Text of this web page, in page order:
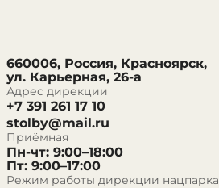
660006, Россия, Красноярск,
ул. Карьерная, 26-а
Адрес дирекции
+7 391 261 17 10
stolby@mail.ru
Приёмная
Пн-чт: 9:00–18:00
Пт: 9:00–17:00
Режим работы дирекции нацпарка